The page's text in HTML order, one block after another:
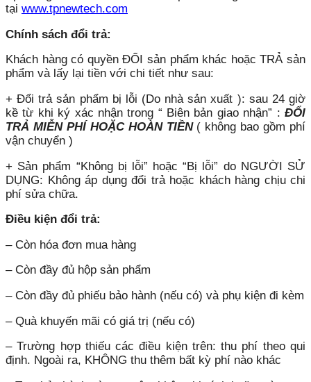
tại www.tpnewtech.com
Chính sách đổi trả:
Khách hàng có quyền ĐỔI sản phẩm khác hoặc TRẢ sản
phẩm và lấy lại tiền với chi tiết như sau:
+ Đổi trả sản phẩm bị lỗi (Do nhà sản xuất ): sau 24 giờ
kề từ khi ký xác nhận trong “ Biên bản giao nhận” : ĐỔI
TRẢ MIỄN PHÍ HOẶC HOÀN TIỀN( không bao gồm phí
vận chuyển )
+ Sản phẩm “Không bị lỗi” hoặc “Bị lỗi” do NGƯỜI SỬ
DỤNG: Không áp dụng đổi trả hoặc khách hàng chịu chi
phí sửa chữa.
Điều kiện đổi trả:
– Còn hóa đơn mua hàng
– Còn đầy đủ hộp sản phẩm
– Còn đầy đủ phiếu bảo hành (nếu có) và phụ kiện đi kèm
– Quà khuyến mãi có giá trị (nếu có)
– Trường hợp thiếu các điều kiện trên: thu phí theo qui
định. Ngoài ra, KHÔNG thu thêm bất kỳ phí nào khác